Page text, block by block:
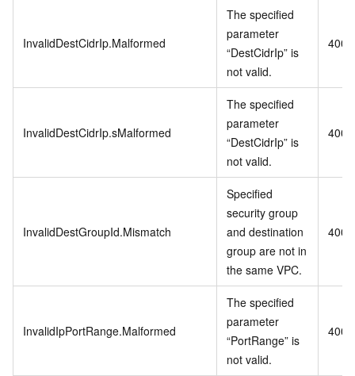
InvalidDestCidrIp.Malformed
The specified
parameter
“DestCidrIp” is
not valid.
400
InvalidDestCidrIp.sMalformed
The specified
parameter
“DestCidrIp” is
not valid.
400
InvalidDestGroupId.Mismatch
Specified
security group
and destination
group are not in
the same VPC.
400
InvalidIpPortRange.Malformed
The specified
parameter
“PortRange” is
not valid.
400